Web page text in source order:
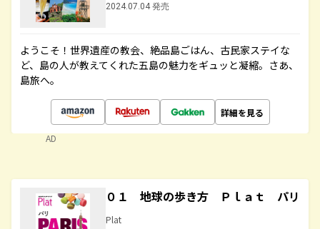
2024.07.04 発売
ようこそ！世界遺産の教会、絶品島ごはん、古民家ステイな
ど、島の人が教えてくれた五島の魅力をギュッと凝縮。さあ、
島旅へ。
詳細を見る
AD
０１ 地球の歩き方 Ｐｌａｔ パリ
Plat